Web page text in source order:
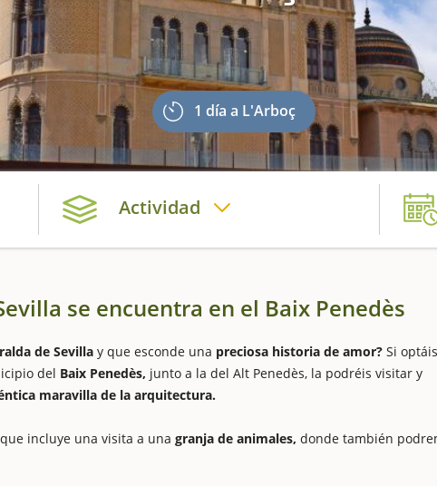
1 día a L'Arboç
Actividad
se encuentra en el Baix Penedès
de Sevilla y que esconde una preciosa historia de amor? Si
del Baix Penedès, junto a la del Alt Penedès, la podréis visitar y
maravilla de la arquitectura.
incluye una visita a una granja de animales, donde también